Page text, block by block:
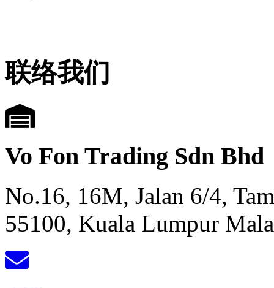
联络我们
Vo Fon Trading Sdn Bhd
No.16, 16M, Jalan 6/4,
55100, Kuala Lumpur